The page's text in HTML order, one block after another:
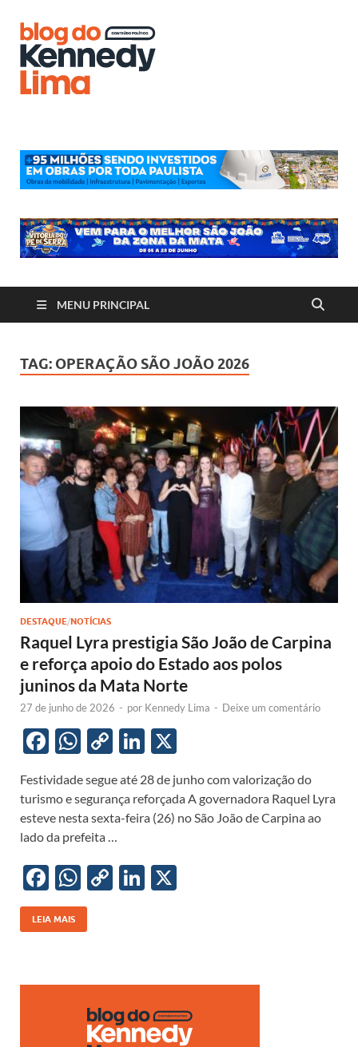
MENU PRINCIPAL
TAG: OPERAÇÃO SÃO JOÃO 2026
DESTAQUE/NOTÍCIAS
Raquel Lyra prestigia São João de Carpina
e reforça apoio do Estado aos polos
juninos da Mata Norte
27 de junho de 2026 - por Kennedy Lima - Deixe um comentário
F
e
b
o
o
k
W
at
s
A
p
p
C
p
y
Li
n
k
Li
k
e
n
Festividade segue até 28 de junho com valorização do
turismo e segurança reforçada A governadora Raquel Lyra
esteve nesta sexta-feira (26) no São João de Carpina ao
lado da prefeita …
F
ac
e
o
W
h
at
A
p
p
C
Li
n
k
Li
dI
n
LEIA MAIS